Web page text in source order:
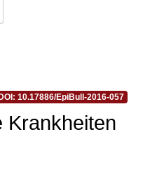
DOI: 10.17886/EpiBull-2016-057
Krankheiten